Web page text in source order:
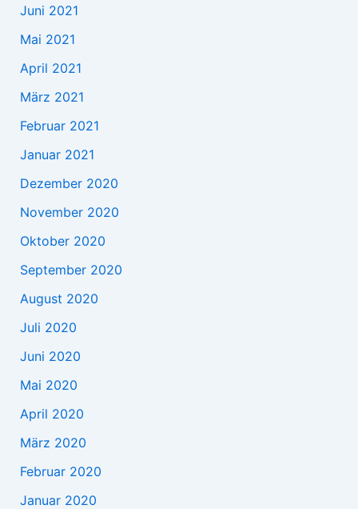
Juni 2021
Mai 2021
April 2021
März 2021
Februar 2021
Januar 2021
Dezember 2020
November 2020
Oktober 2020
September 2020
August 2020
Juli 2020
Juni 2020
Mai 2020
April 2020
März 2020
Februar 2020
Januar 2020